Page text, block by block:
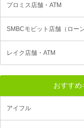
プロミス店舗・ATM
SMBCモビット店舗（ロー
レイク店舗・ATM
おすす
アイフル